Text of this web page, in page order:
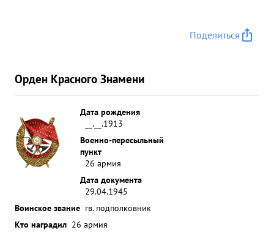
Поделиться
Орден Красного Знамени
Дата рождения
__.__.1913
Военно-пересыльный
пункт
26 армия
Дата документа
29.04.1945
Воинское звание гв. подполковник
Кто наградил 26 армия